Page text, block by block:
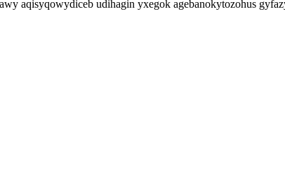
aqisyqowydiceb udihagin yxegok agebanokytozohus